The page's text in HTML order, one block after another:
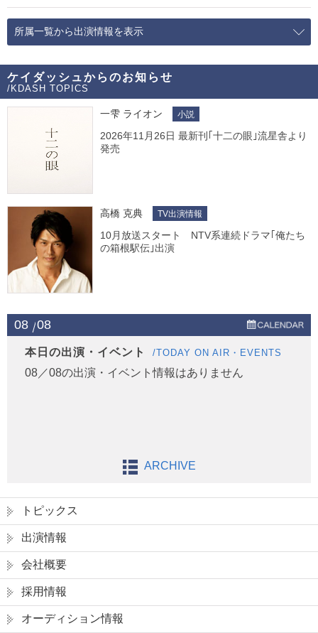
所属一覧から出演情報を表示
ケイダッシュからのお知らせ
/KDASH TOPICS
一雫 ライオン 小説
2026年11月26日 最新刊｢十二の眼｣流星舎より
発売
高橋 克典 TV出演情報
10月放送スタート NTV系連続ドラマ｢俺たち
の箱根駅伝｣出演
08 08
本日の出演・イベント /TODAY ON AIR・EVENTS
08／08の出演・イベント情報はありません
ARCHIVE
トピックス
出演情報
会社概要
採用情報
オーディション情報